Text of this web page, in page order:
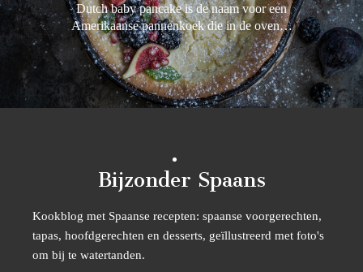
Dutch baby pancake is de naam voor een
Amerikaanse pannenkoek die in de oven…
Bijzonder Spaans
Kookblog met Spaanse recepten: spaanse voorgerechten,
tapas, hoofdgerechten en desserts, geïllustreerd met foto's
om bij te watertanden.